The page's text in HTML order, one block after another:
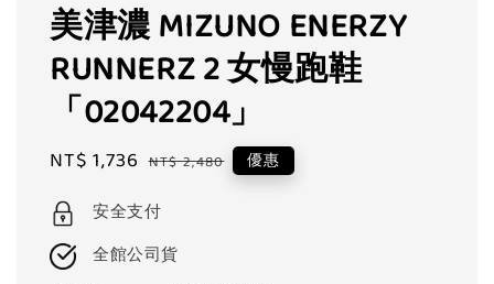
美津濃 MIZUNO ENERZY
RUNNERZ 2 女慢跑鞋
「02042204」
Sale
NT$ 1,736 Regular
NT$ 2,480 優惠
安全支付
全館公司貨